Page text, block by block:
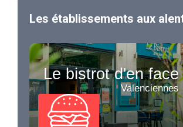
Les établissements aux
Le bistrot d'en face
Valenciennes